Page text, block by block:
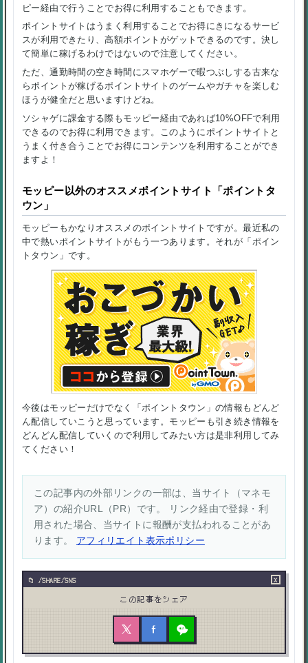
ピー経由で行うことでお得に利用することもできます。
ポイントサイトはうまく利用することでお得にきになるサービ
スが利用できたり、高額ポイントがゲットできるのです。決し
て簡単に稼げるわけではないので注意してください。
ただ、通勤時間の空き時間にスマホゲーで暇つぶしする古来な
らポイントが稼げるポイントサイトのゲームやガチャを楽しむ
ほうが健全だと思いますけどね。
ソシャゲに課金する際もモッピー経由であれば10%OFFで利用
できるのでお得に利用できます。このようにポイントサイトと
うまく付き合うことでお得にコンテンツを利用することができ
ますよ！
モッピー以外のオススメポイントサイト「ポイントタ
ウン」
モッピーもかなりオススメのポイントサイトですが。最近私の
中で熱いポイントサイトがもう一つあります。それが「ポイン
トタウン」です。
今後はモッピーだけでなく「ポイントタウン」の情報もどんど
ん配信していこうと思っています。モッピーも引き続き情報を
どんどん配信していくので利用してみたい方は是非利用してみ
てください！
この記事内の外部リンクの一部は、当サイト（マネモ
ア）の紹介URL（PR）です。 リンク経由で登録・利
用された場合、当サイトに報酬が支払われることがあ
ります。 アフィリエイト表示ポリシー
/SHARE/SNS ×
この記事をシェア